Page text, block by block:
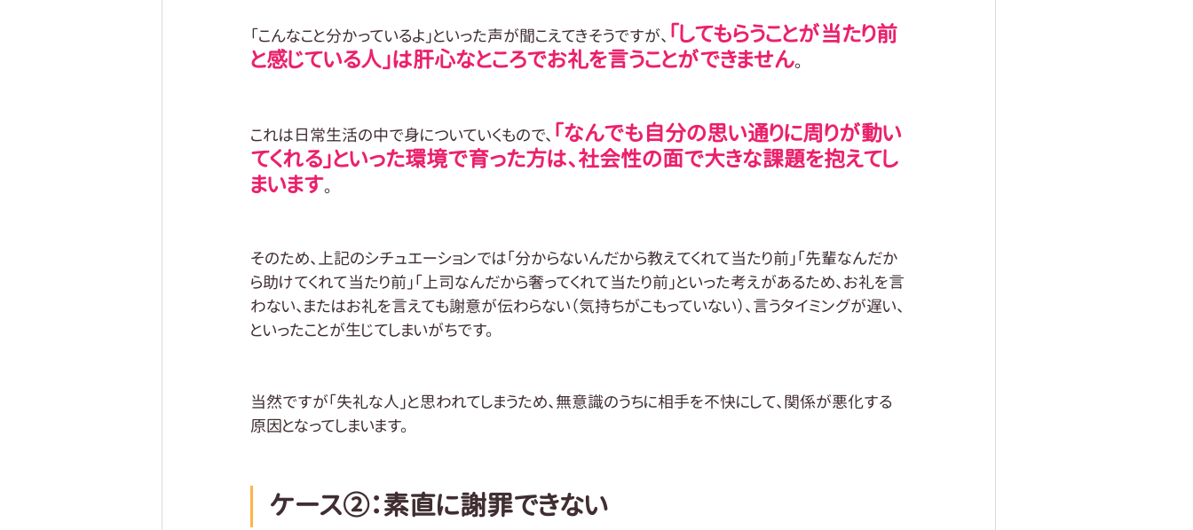
「こんなこと分かっているよ」といった声が聞こえてきそうですが、 「してもらうことが当たり前
と感じている人」は肝心なところでお礼を言うことができません。
これは日常生活の中で身についていくもので、 「なんでも自分の思い通りに周りが動い
てくれる」といった環境で育った方は、社会性の面で大きな課題を抱えてし
まいます。
そのため、上記のシチュエーションでは「分からないんだから教えてくれて当たり前」「先輩なんだか
ら助けてくれて当たり前」「上司なんだから奢ってくれて当たり前」といった考えがあるため、お礼を言
わない、またはお礼を言えても謝意が伝わらない（気持ちがこもっていない）、言うタイミングが遅い、
といったことが生じてしまいがちです。
当然ですが「失礼な人」と思われてしまうため、無意識のうちに相手を不快にして、関係が悪化する
原因となってしまいます。
ケース②：素直に謝罪できない